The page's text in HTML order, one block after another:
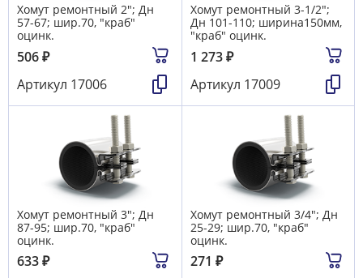
Хомут ремонтный 2"; Дн
57-67; шир.70, "краб"
оцинк.
506₽
Артикул 17006
Хомут ремонтный 3-1/2";
Дн 101-110; ширина150мм,
"краб" оцинк.
1 273₽
Артикул 17009
Хомут ремонтный 3"; Дн
87-95; шир.70, "краб"
оцинк.
633₽
Хомут ремонтный 3/4"; Дн
25-29; шир.70, "краб"
оцинк.
271 ₽